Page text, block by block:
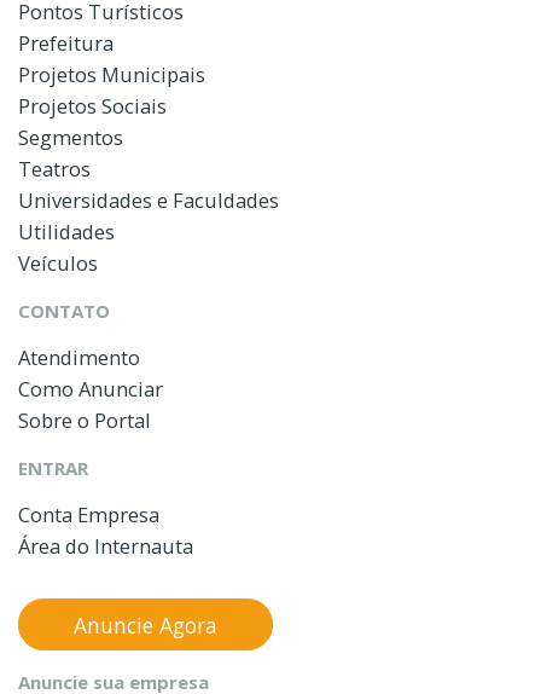
Pontos Turísticos
Prefeitura
Projetos Municipais
Projetos Sociais
Segmentos
Teatros
Universidades e Faculdades
Utilidades
Veículos
CONTATO
Atendimento
Como Anunciar
Sobre o Portal
ENTRAR
Conta Empresa
Área do Internauta
Anuncie sua empresa
Anuncie Agora